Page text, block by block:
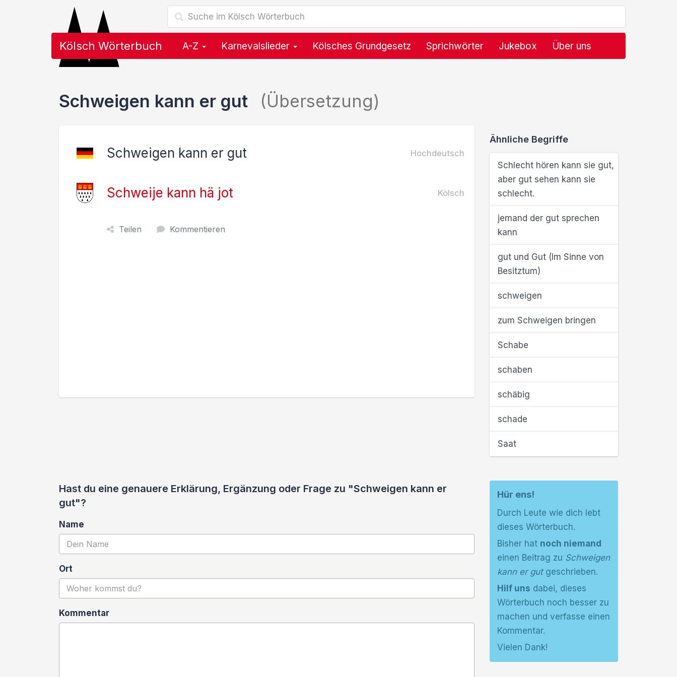
Kölsch Wörterbuch A-Z Karnevalslieder Kölsches Grundgesetz Sprichwörter Jukebox Über uns
Schweigen kann er gut (Übersetzung)
Schweigen kann er gut Hochdeutsch
Schweije kann hä jot Kölsch
Teilen Kommentieren
Ähnliche Begriffe
Schlecht hören kann sie gut,
aber gut sehen kann sie
schlecht.
jemand der gut sprechen
kann
gut und Gut (Im Sinne von
Besitztum)
schweigen
zum Schweigen bringen
Schabe
schaben
schäbig
schade
Saat
Hast du eine genauere Erklärung, Ergänzung oder Frage zu "Schweigen kann er
gut"?
Name
Ort
Kommentar
Hür ens!
Durch Leute wie dich lebt
dieses Wörterbuch.
Bisher hat noch niemand
einen Beitrag zu Schweigen
kann er gutgeschrieben.
Hilf uns dabei, dieses
Wörterbuch noch besser zu
machen und verfasse einen
Kommentar.
Vielen Dank!